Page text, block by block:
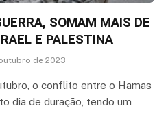
SOMAM MAIS DE
E PALESTINA
de 2023
o conflito entre o Hamas
dia de duração, tendo um